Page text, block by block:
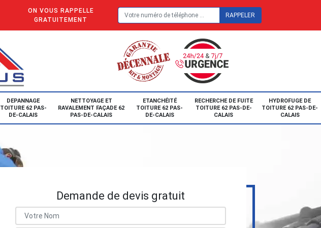
ON VOUS RAPPELLE
GRATUITEMENT
DEPANNAGE
TOITURE 62 PAS-
DE-CALAIS
NETTOYAGE ET
RAVALEMENT FAÇADE 62
PAS-DE-CALAIS
ETANCHÉITÉ
TOITURE 62 PAS-
DE-CALAIS
RECHERCHE DE FUITE
TOITURE 62 PAS-DE-
CALAIS
HYDROFUGE DE
TOITURE 62 PAS-DE-
CALAIS
Demande de devis gratuit